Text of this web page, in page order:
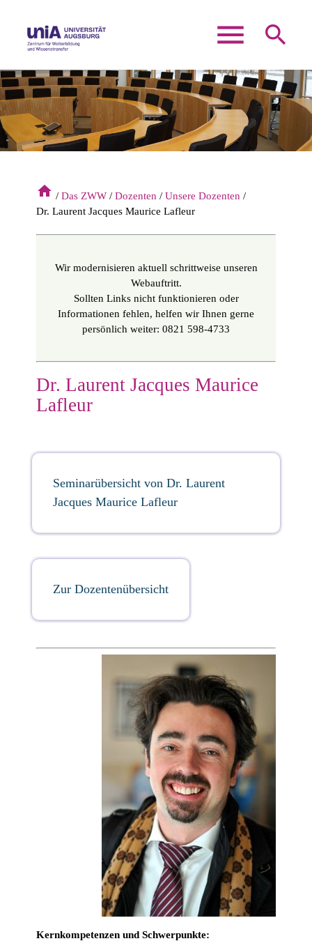
menu search
Suchbegriffe SUCHEN
home Das ZWW Dozenten
Unsere Dozenten
Dr. Laurent Jacques Maurice Lafleur
Wir modernisieren aktuell schrittweise unseren
Webauftritt.
Sollten Links nicht funktionieren oder
Informationen fehlen, helfen wir Ihnen gerne
persönlich weiter: 0821 598-4733
Dr. Laurent Jacques Maurice
Lafleur
Seminarübersicht von Dr. Laurent
Jacques Maurice Lafleur
Zur Dozentenübersicht
Kernkompetenzen und Schwerpunkte: